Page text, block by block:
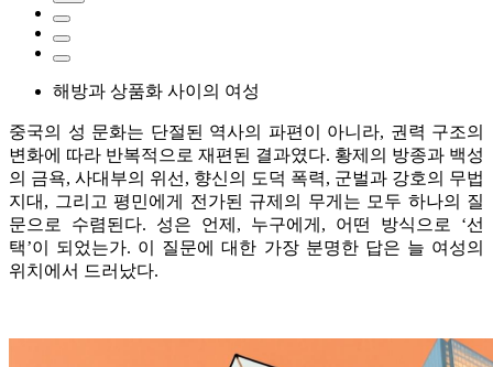
해방과 상품화 사이의 여성
중국의 성 문화는 단절된 역사의 파편이 아니라, 권력 구조의
변화에 따라 반복적으로 재편된 결과였다. 황제의 방종과 백성
의 금욕, 사대부의 위선, 향신의 도덕 폭력, 군벌과 강호의 무법
지대, 그리고 평민에게 전가된 규제의 무게는 모두 하나의 질
문으로 수렴된다. 성은 언제, 누구에게, 어떤 방식으로 ‘선
택’이 되었는가. 이 질문에 대한 가장 분명한 답은 늘 여성의
위치에서 드러났다.